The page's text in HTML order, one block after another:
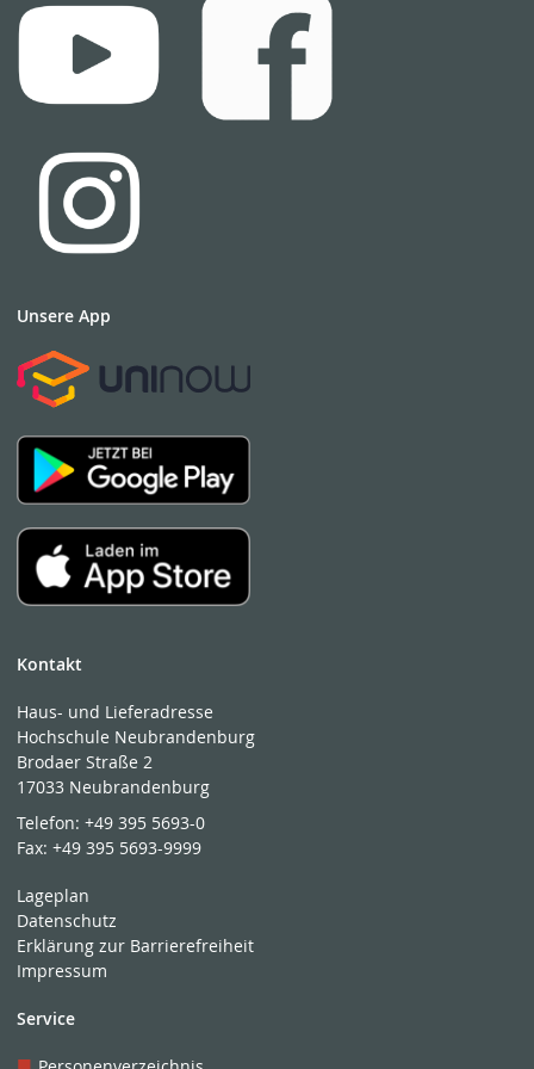
Studiendekanin
Prof. Dr. Melanie Jagla-Franke
Studiendekanin - Professur
Gesundheitswissenschaften: Psychologie
Stellvertretende Studiendekanin
Prof. Dr. Hanna Janetzke
Professur: Professur für Empirische
Sozialforschung und
Organisationspsychologie in Gesundheit
und Pflege
Raum 164 - Haus 1
0395 5693 - 3102
Unsere App
Kontakt
Haus- und Lieferadresse
Hochschule Neubrandenburg
Brodaer Straße 2
17033 Neubrandenburg
Telefon:+49 395 5693-0
Fax:+49 395 5693-9999
Lageplan
Datenschutz
Erklärung zur Barrierefreiheit
Impressum
Service